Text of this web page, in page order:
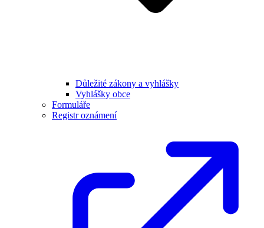
Důležité zákony a vyhlášky
Vyhlášky obce
Formuláře
Registr oznámení